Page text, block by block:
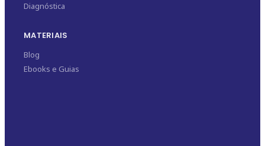
Diagnóstica
MATERIAIS
Blog
Ebooks e Guias